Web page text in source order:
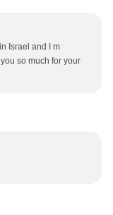
Israel and I m
so much for your